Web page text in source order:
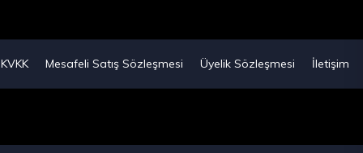
KVKK Mesafeli Satış Sözleşmesi Üyelik Sözleşmesi İletişim